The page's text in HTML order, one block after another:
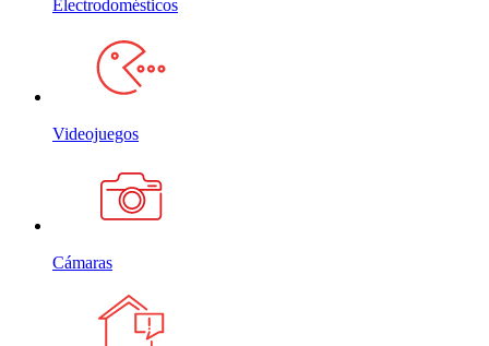
Electrodomésticos
Videojuegos
Cámaras